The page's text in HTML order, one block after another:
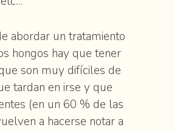
abordar un tratamiento
hongos hay que tener
son muy difíciles de
tardan en irse y que
(en un 60 % de las
a hacerse notar a